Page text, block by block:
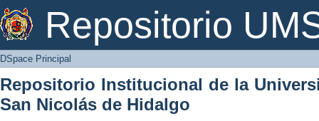
Repositorio
DSpace Principal
DSpace Principal
Repositorio Institucional de la
San Nicolás de Hidalgo